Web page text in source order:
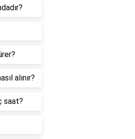
alınır?
saat?